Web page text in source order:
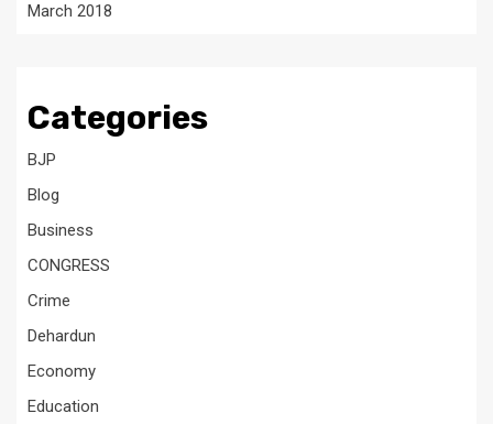
March 2018
Categories
BJP
Blog
Business
CONGRESS
Crime
Dehardun
Economy
Education